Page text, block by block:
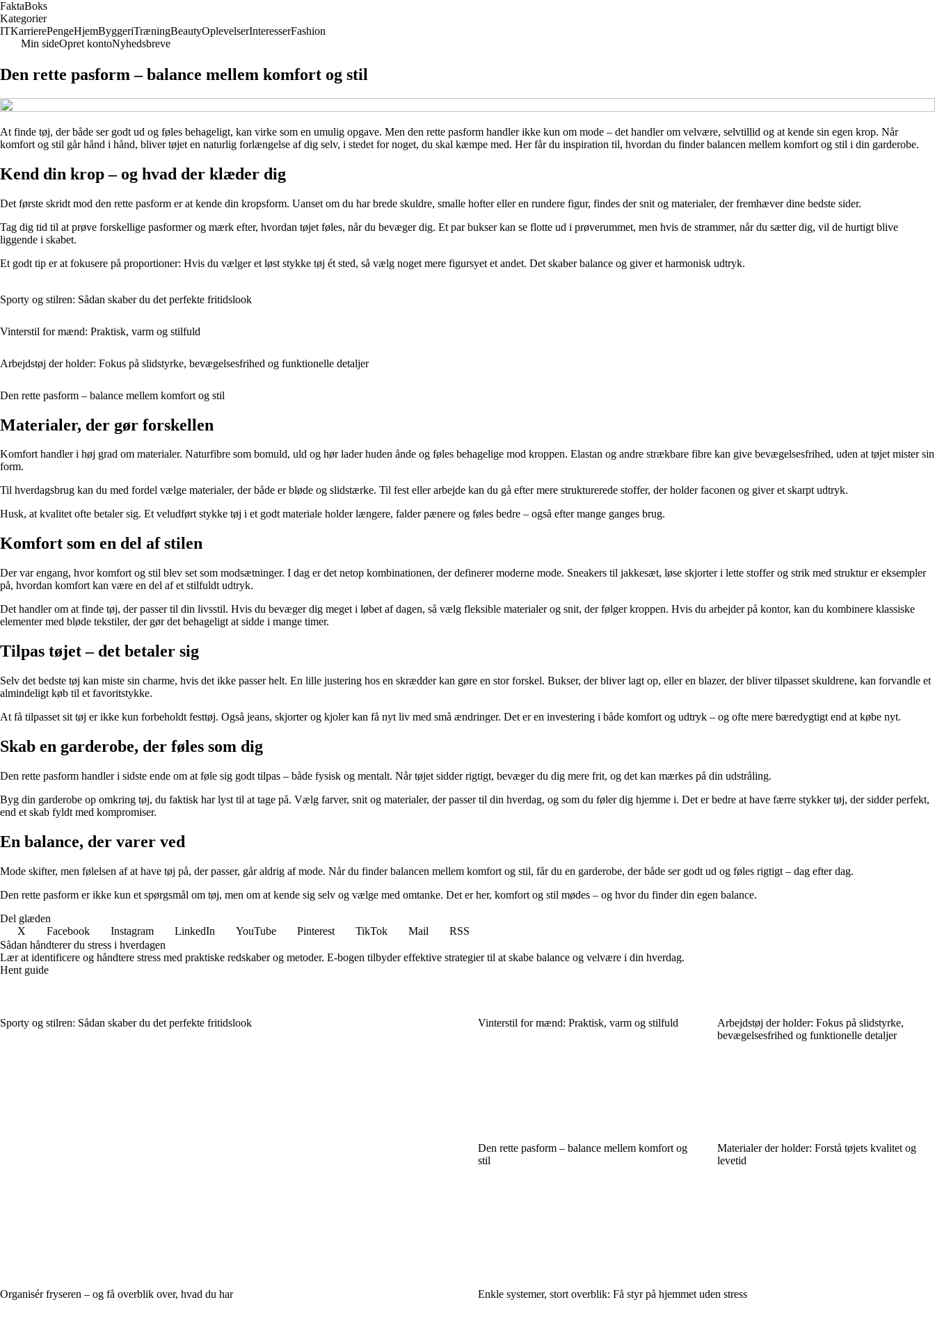
FaktaBoks
Kategorier
ITKarrierePengeHjemByggeriTræningBeautyOplevelserInteresserFashion
Min sideOpret kontoNyhedsbreve
Den rette pasform – balance mellem komfort og stil
At finde tøj, der både ser godt ud og føles behageligt, kan virke som en umulig opgave. Men den rette pasform handler ikke kun om mode – det handler om velvære, selvtillid og at kende sin egen krop. Når
komfort og stil går hånd i hånd, bliver tøjet en naturlig forlængelse af dig selv, i stedet for noget, du skal kæmpe med. Her får du inspiration til, hvordan du finder balancen mellem komfort og stil i din garderobe.
Kend din krop – og hvad der klæder dig
Det første skridt mod den rette pasform er at kende din kropsform. Uanset om du har brede skuldre, smalle hofter eller en rundere figur, findes der snit og materialer, der fremhæver dine bedste sider.
Tag dig tid til at prøve forskellige pasformer og mærk efter, hvordan tøjet føles, når du bevæger dig. Et par bukser kan se flotte ud i prøverummet, men hvis de strammer, når du sætter dig, vil de hurtigt blive
liggende i skabet.
Et godt tip er at fokusere på proportioner: Hvis du vælger et løst stykke tøj ét sted, så vælg noget mere figursyet et andet. Det skaber balance og giver et harmonisk udtryk.
Sporty og stilren: Sådan skaber du det perfekte fritidslook
Vinterstil for mænd: Praktisk, varm og stilfuld
Arbejdstøj der holder: Fokus på slidstyrke, bevægelsesfrihed og funktionelle detaljer
Den rette pasform – balance mellem komfort og stil
Materialer, der gør forskellen
Komfort handler i høj grad om materialer. Naturfibre som bomuld, uld og hør lader huden ånde og føles behagelige mod kroppen. Elastan og andre strækbare fibre kan give bevægelsesfrihed, uden at tøjet mister sin
form.
Til hverdagsbrug kan du med fordel vælge materialer, der både er bløde og slidstærke. Til fest eller arbejde kan du gå efter mere strukturerede stoffer, der holder faconen og giver et skarpt udtryk.
Husk, at kvalitet ofte betaler sig. Et veludført stykke tøj i et godt materiale holder længere, falder pænere og føles bedre – også efter mange ganges brug.
Komfort som en del af stilen
Der var engang, hvor komfort og stil blev set som modsætninger. I dag er det netop kombinationen, der definerer moderne mode. Sneakers til jakkesæt, løse skjorter i lette stoffer og strik med struktur er eksempler
på, hvordan komfort kan være en del af et stilfuldt udtryk.
Det handler om at finde tøj, der passer til din livsstil. Hvis du bevæger dig meget i løbet af dagen, så vælg fleksible materialer og snit, der følger kroppen. Hvis du arbejder på kontor, kan du kombinere klassiske
elementer med bløde tekstiler, der gør det behageligt at sidde i mange timer.
Tilpas tøjet – det betaler sig
Selv det bedste tøj kan miste sin charme, hvis det ikke passer helt. En lille justering hos en skrædder kan gøre en stor forskel. Bukser, der bliver lagt op, eller en blazer, der bliver tilpasset skuldrene, kan forvandle et
almindeligt køb til et favoritstykke.
At få tilpasset sit tøj er ikke kun forbeholdt festtøj. Også jeans, skjorter og kjoler kan få nyt liv med små ændringer. Det er en investering i både komfort og udtryk – og ofte mere bæredygtigt end at købe nyt.
Skab en garderobe, der føles som dig
Den rette pasform handler i sidste ende om at føle sig godt tilpas – både fysisk og mentalt. Når tøjet sidder rigtigt, bevæger du dig mere frit, og det kan mærkes på din udstråling.
Byg din garderobe op omkring tøj, du faktisk har lyst til at tage på. Vælg farver, snit og materialer, der passer til din hverdag, og som du føler dig hjemme i. Det er bedre at have færre stykker tøj, der sidder perfekt,
end et skab fyldt med kompromiser.
En balance, der varer ved
Mode skifter, men følelsen af at have tøj på, der passer, går aldrig af mode. Når du finder balancen mellem komfort og stil, får du en garderobe, der både ser godt ud og føles rigtigt – dag efter dag.
Den rette pasform er ikke kun et spørgsmål om tøj, men om at kende sig selv og vælge med omtanke. Det er her, komfort og stil mødes – og hvor du finder din egen balance.
Del glæden
X
Facebook Instagram LinkedIn YouTube Pinterest TikTok Mail
RSS
Sådan håndterer du stress i hverdagen
Lær at identificere og håndtere stress med praktiske redskaber og metoder. E-bogen tilbyder effektive strategier til at skabe balance og velvære i din hverdag.
Hent guide
Sporty og stilren: Sådan skaber du det perfekte fritidslook Vinterstil for mænd: Praktisk, varm og stilfuld
Arbejdstøj der holder: Fokus på slidstyrke,
bevægelsesfrihed og funktionelle detaljer
Den rette pasform – balance mellem komfort og
stil
Materialer der holder: Forstå tøjets kvalitet og
levetid
Organisér fryseren – og få overblik over, hvad du har Enkle systemer, stort overblik: Få styr på hjemmet uden stress